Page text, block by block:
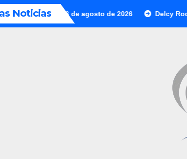
Noticias
6 de agosto de 2026 Delcy Rodríguez anuncia